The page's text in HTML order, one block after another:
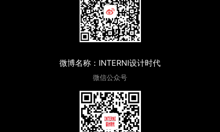
微博名称：INTERNI设计时代
微信公众号